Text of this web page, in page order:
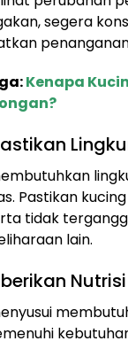
segera
Kenapa
Pastikan
tidak
lain.